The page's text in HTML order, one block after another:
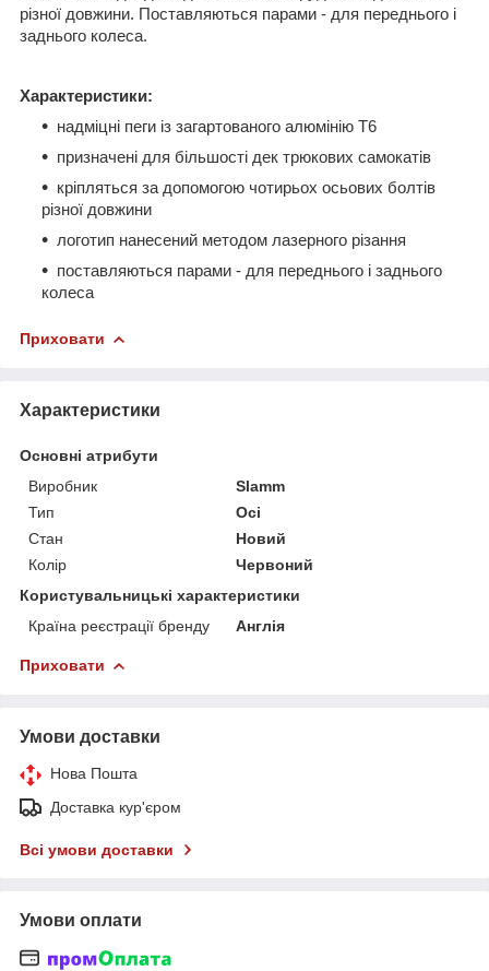
різної довжини. Поставляються парами - для переднього і
заднього колеса.
Характеристики:
надміцні пеги із загартованого алюмінію Т6
призначені для більшості дек трюкових самокатів
кріпляться за допомогою чотирьох осьових болтів
різної довжини
логотип нанесений методом лазерного різання
поставляються парами - для переднього і заднього
колеса
Приховати
Характеристики
Основні атрибути
Виробник
Slamm
Тип
Осі
Стан
Новий
Колір
Червоний
Користувальницькі характеристики
Країна реєстрації бренду
Англія
Приховати
Умови доставки
Нова Пошта
Доставка кур'єром
Всі умови доставки
Умови оплати